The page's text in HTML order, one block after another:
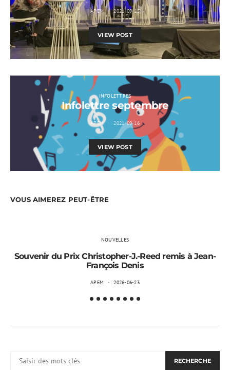
APEM 2021-09-15
VIEW POST
INFOLETTRES
Infolettre septembre
APEM 2021-09-16
VIEW POST
VOUS AIMEREZ PEUT-ÊTRE
NOUVELLES
Souvenir du Prix Christopher-J.-Reed remis à Jean-
François Denis
APEM 2026-06-23
RECHERCHE